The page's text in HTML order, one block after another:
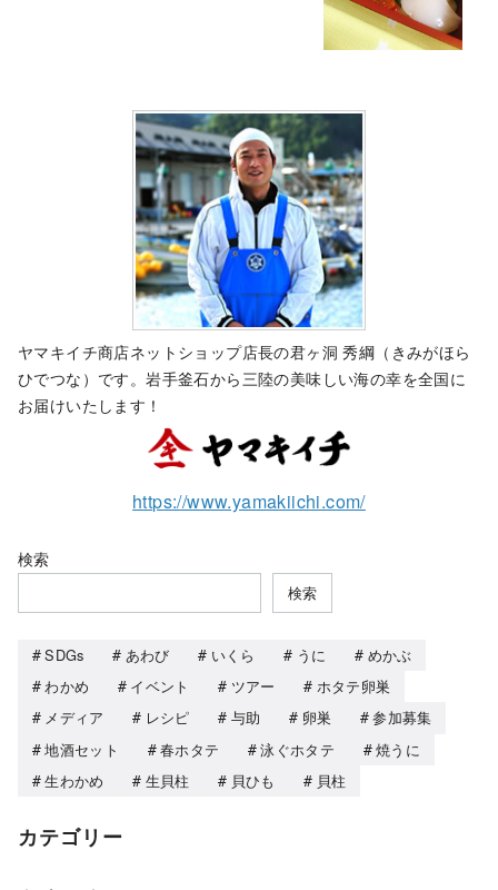
ヤマキイチ商店ネットショップ店長の君ヶ洞 秀綱（きみがほら
ひでつな）です。岩手釜石から三陸の美味しい海の幸を全国に
お届けいたします！
https://www.yamakiichi.com/
検索
検索
SDGs あわび いくら うに
めかぶ
わかめ
イベント ツアー
ホタテ卵巣
メディア
レシピ 与助 卵巣
参加募集
地酒セット
春ホタテ 泳ぐホタテ
焼うに
生わかめ
生貝柱 貝ひも 貝柱
カテゴリー